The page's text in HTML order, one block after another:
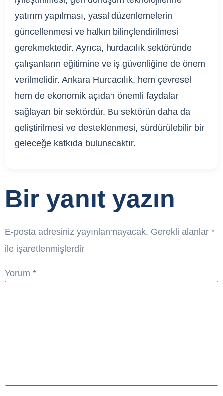
yatırım yapılması, yasal düzenlemelerin
güncellenmesi ve halkın bilinçlendirilmesi
gerekmektedir. Ayrıca, hurdacılık sektöründe
çalışanların eğitimine ve iş güvenliğine de önem
verilmelidir. Ankara Hurdacılık, hem çevresel
hem de ekonomik açıdan önemli faydalar
sağlayan bir sektördür. Bu sektörün daha da
geliştirilmesi ve desteklenmesi, sürdürülebilir bir
geleceğe katkıda bulunacaktır.
Bir yanıt yazın
E-posta adresiniz yayınlanmayacak. Gerekli alanlar *
ile işaretlenmişlerdir
Yorum *